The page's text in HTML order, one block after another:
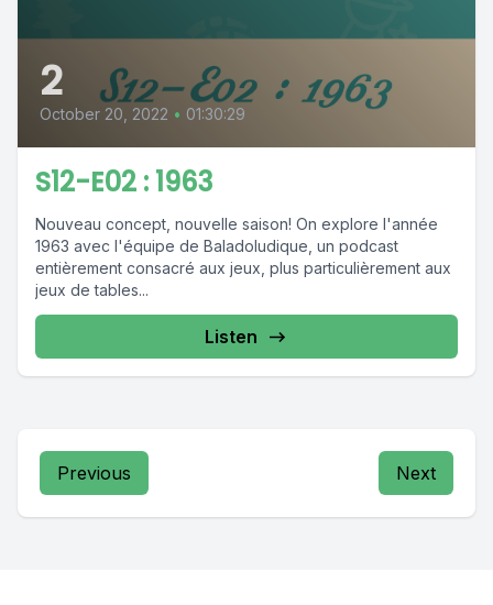
2
October 20, 2022 • 01:30:29
S12-E02 : 1963
Nouveau concept, nouvelle saison! On explore l'année
1963 avec l'équipe de Baladoludique, un podcast
entièrement consacré aux jeux, plus particulièrement aux
jeux de tables...
Listen
Previous Next